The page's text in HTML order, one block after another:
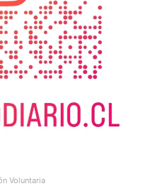
Voluntaria